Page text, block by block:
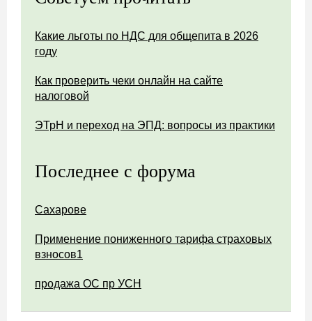
Какие льготы по НДС для общепита в 2026
году
Как проверить чеки онлайн на сайте
налоговой
ЭТрН и переход на ЭПД: вопросы из практики
Последнее с форума
Сахарове
Применение пониженного тарифа страховых
взносов1
продажа ОС пр УСН